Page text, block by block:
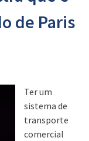
de Paris
Ter um
sistema de
transporte
comercial